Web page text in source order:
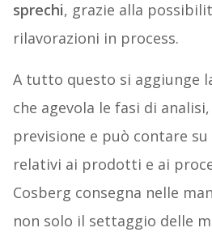
sprechi, grazie alla
rilavorazioni in process.
A tutto questo si aggiunge
che agevola le fasi di
previsione e può contare
relativi ai prodotti e ai
Cosberg consegna nelle
non solo il settaggio delle